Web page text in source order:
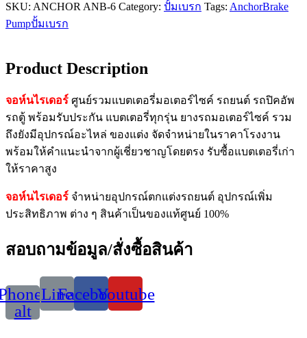
SKU: ANCHOR ANB-6 Category: ปั้มเบรก Tags: AnchorBrake
Pumpปั้มเบรก
Product Description
จอห์นไรเดอร์ ศูนย์รวมแบตเตอรี่มอเตอร์ไซค์ รถยนต์ รถปิคอัพ
รถตู้ พร้อมรับประกัน แบตเตอรี่ทุกรุ่น ยางรถมอเตอร์ไซค์ รวม
ถึงยังมีอุปกรณ์อะไหล่ ของแต่ง จัดจำหน่ายในราคาโรงงาน
พร้อมให้คำแนะนำจากผู้เชี่ยวชาญโดยตรง รับซื้อแบตเตอรี่เก่า
ให้ราคาสูง
จอห์นไรเดอร์ จำหน่ายอุปกรณ์ตกแต่งรถยนต์ อุปกรณ์เพิ่ม
ประสิทธิภาพ ต่าง ๆ สินค้าเป็นของแท้ศูนย์ 100%
สอบถามข้อมูล/สั่งซื้อสินค้า
alt
LineFacebookYoutube